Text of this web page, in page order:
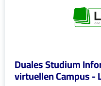
Duales Studium
virtuellen Campus -